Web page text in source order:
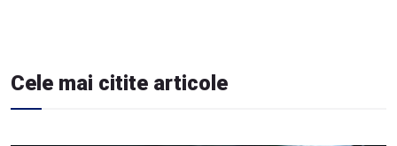
Cele mai citite articole